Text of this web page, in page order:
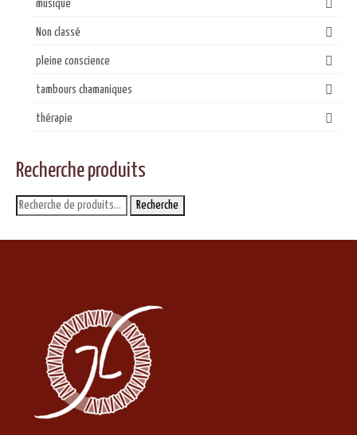
musique
Non classé
pleine conscience
tambours chamaniques
thérapie
Recherche produits
Recherche
pour :
Recherche